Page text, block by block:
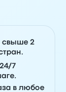
свыше 2
7
в любое